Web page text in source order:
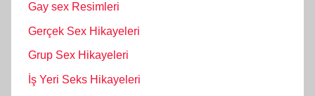
Gay sex Resimleri
Gerçek Sex Hikayeleri
Grup Sex Hikayeleri
İş Yeri Seks Hikayeleri